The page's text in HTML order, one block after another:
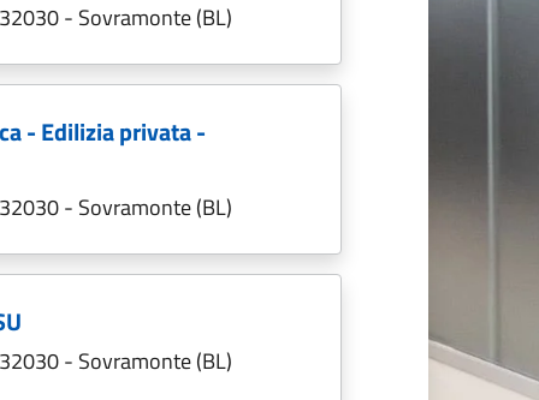
- Sovramonte (BL)
- Edilizia privata -
- Sovramonte (BL)
- Sovramonte (BL)